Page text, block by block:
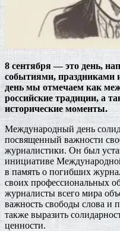
8 сентября — это день,
событиями, праздниками
день мы отмечаем как
российские традиции, а
исторические моменты.
Международный день
посвященный важности
журналистики. Он был
инициативе
в память о погибших
своих профессиональных
журналисты всего мира
важность свободы слова и
также выразить
ценности.